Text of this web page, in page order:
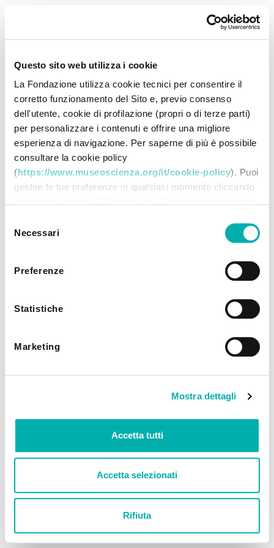
Questo sito web utilizza i cookie
La Fondazione utilizza cookie tecnici per consentire il
corretto funzionamento del Sito e, previo consenso
dell'utente, cookie di profilazione (propri o di terze parti)
per personalizzare i contenuti e offrire una migliore
esperienza di navigazione. Per saperne di più è possibile
consultare la cookie policy
(https://www.museoscienza.org/it/cookie-policy). Puoi
gestire le tue preferenze in qualsiasi momento cliccando
su "Accetta selezionati" dichiari di voler procedere
utilizzando solo i cookie prescelti, disabilitando tutti gli
altri. Selezionando "Rifiuta" procedi nella navigazione
utilizzando solo i cookie tecnici.
delNecessari
Preferenze
Statistiche
Marketing
Mostra dettagli
Accetta tutti
Accetta selezionati
Rifiuta